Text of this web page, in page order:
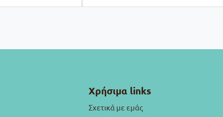
Χρήσιμα links
Σχετικά με εμάς